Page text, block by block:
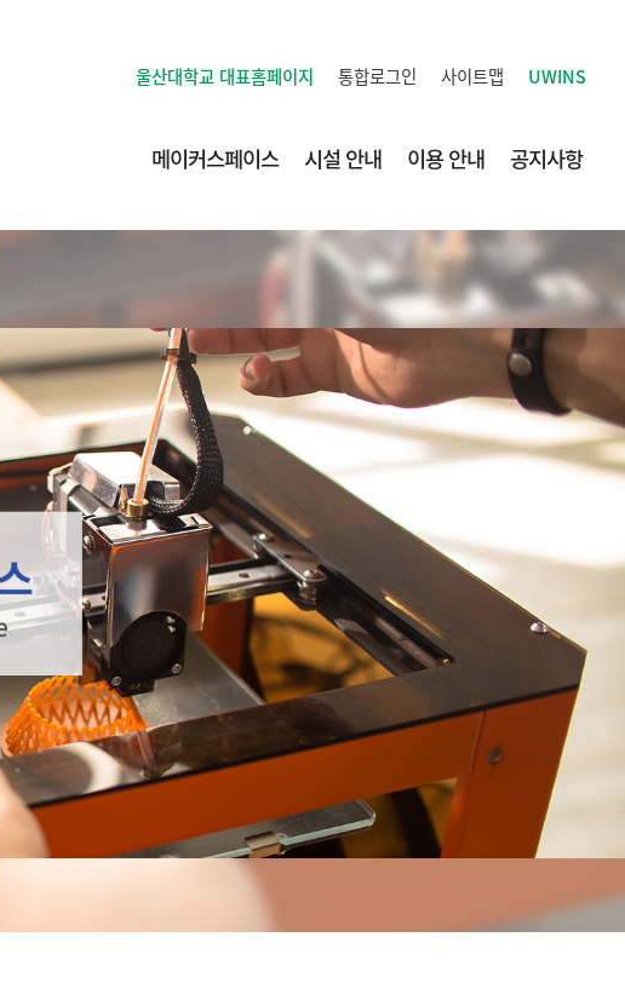
울산대학교 대표홈페이지 통합로그인 사이트맵 UWINS
메이커스페이스 시설 안내 이용 안내 공지사항